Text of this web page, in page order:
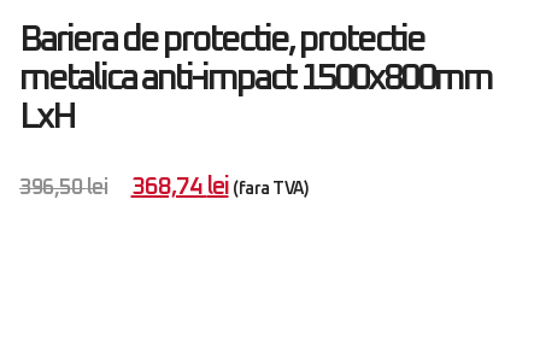
Bariera de protectie, protectie
metalica anti-impact 1500x800mm
LxH
396,50lei 368,74 lei (fara TVA)